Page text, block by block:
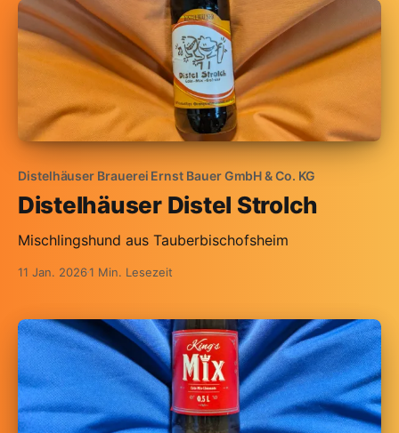
Distelhäuser Brauerei Ernst Bauer GmbH & Co. KG
Distelhäuser Distel Strolch
Mischlingshund aus Tauberbischofsheim
11 Jan. 20261 Min. Lesezeit